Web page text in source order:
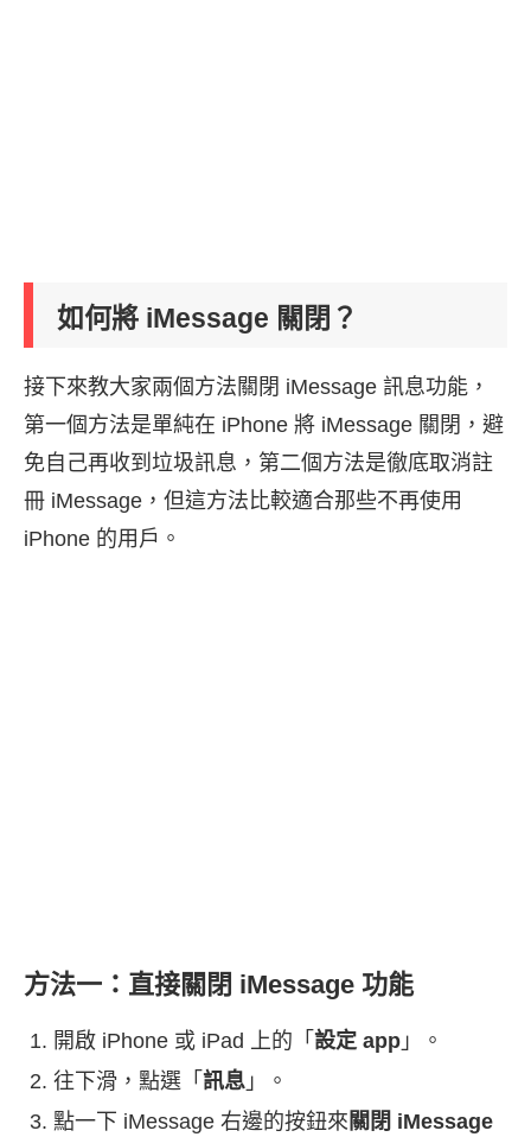
如何將 iMessage 關閉？
接下來教大家兩個方法關閉 iMessage 訊息功能，
第一個方法是單純在 iPhone 將 iMessage 關閉，避
免自己再收到垃圾訊息，第二個方法是徹底取消註
冊 iMessage，但這方法比較適合那些不再使用
iPhone 的用戶。
方法一：直接關閉 iMessage 功能
開啟 iPhone 或 iPad 上的「 設定 app 」。
往下滑，點選「 訊息 」。
點一下 iMessage 右邊的按鈕來 關閉 iMessage